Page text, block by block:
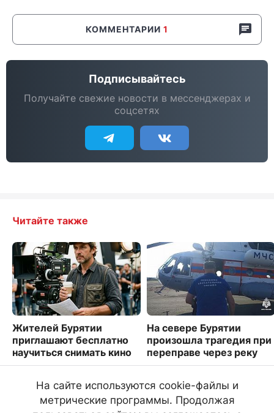
КОММЕНТАРИИ 1
Подписывайтесь
Получайте свежие новости в мессенджерах и
соцсетях
Читайте также
Жителей Бурятии
приглашают бесплатно
научиться снимать кино
На севере Бурятии
произошла трагедия при
переправе через реку
На сайте используются cookie-файлы и
метрические программы. Продолжая